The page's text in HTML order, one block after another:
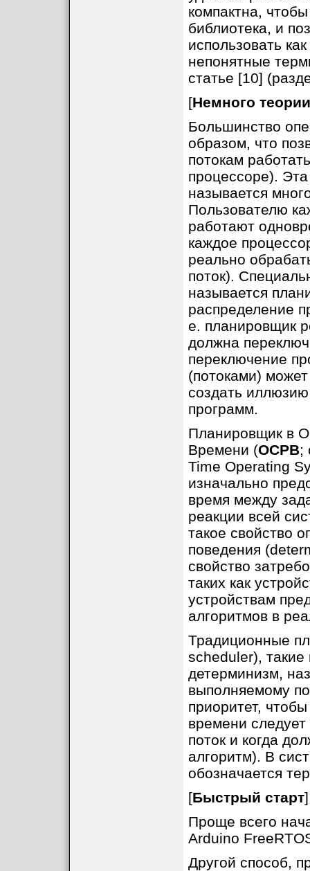
компактна,
библиотека, и
использовать
непонятные
статье [10]
[Немного теории
Большинство
образом, что
потокам
процессоре).
называется
Пользователю
работают
каждое
реально
поток).
называется
распределение
е. планировщик
должна
переключение
(потоками)
создать
программ.
Планировщик в
Времени (ОСРВ;
Time Operating
изначально
время между
реакции всей
такое свойство
поведения
свойство
таких как
устройствам
алгоритмов в
Традиционные
scheduler),
детерминизм,
выполняемому
приоритет,
времени
поток и когда
алгоритм). В
обозначается
[Быстрый старт]
Проще всего
Arduino
Другой способ,